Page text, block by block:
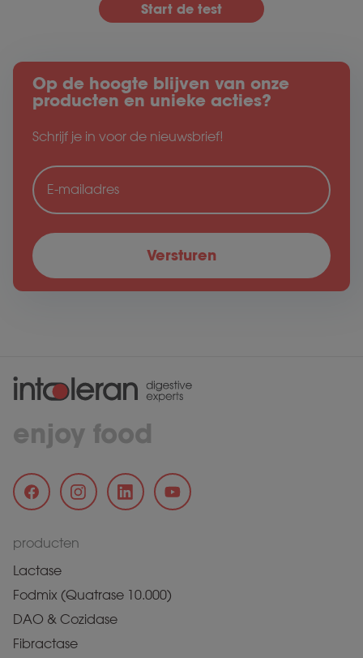
Start de test
Op de hoogte blijven van onze
producten en unieke acties?
Schrijf je in voor de nieuwsbrief!
enjoy food
producten
Lactase
Fodmix (Quatrase 10.000)
DAO & Cozidase
Fibractase